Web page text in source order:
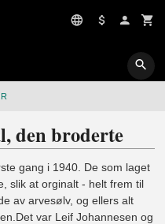
den broderte
gang i 1940. De som laget
slik at orginalt - helt frem til
av arvesølv, og ellers alt
var Leif Johannesen og